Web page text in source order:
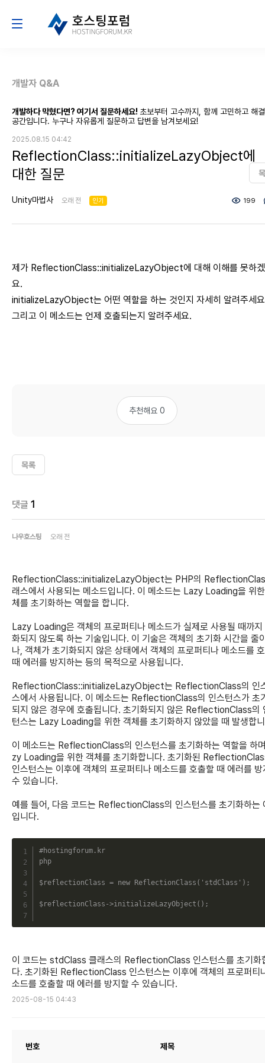
개발자 Q&A
개발하다 막혔다면? 여기서 질문하세요! 초보부터 고수까지, 함께 고민하고 해
공간입니다. 누구나 자유롭게 질문하고 답변을 남겨보세요!
2025.08.15 04:42
ReflectionClass::initializeLazyObject에
대한 질문
Unity마법사 오래 전 인기 199
제가 ReflectionClass::initializeLazyObject에 대해 이해를 못하
요.
initializeLazyObject는 어떤 역할을 하는 것인지 자세히 알려주세
그리고 이 메소드는 언제 호출되는지 알려주세요.
추천해요 0
목록
댓글 1
나우호스팅 오래 전
ReflectionClass::initializeLazyObject는 PHP의
래스에서 사용되는 메소드입니다. 이 메소드는 Lazy Loading을 위
체를 초기화하는 역할을 합니다.
Lazy Loading은 객체의 프로퍼티나 메소드가 실제로 사용될 때까지
화되지 않도록 하는 기술입니다. 이 기술은 객체의 초기화 시간을 줄
나, 객체가 초기화되지 않은 상태에서 객체의 프로퍼티나 메소드를
때 에러를 방지하는 등의 목적으로 사용됩니다.
ReflectionClass::initializeLazyObject는 ReflectionClass의 인
스에서 사용됩니다. 이 메소드는 ReflectionClass의 인스턴스가 초
되지 않은 경우에 호출됩니다. 초기화되지 않은 ReflectionClass의
턴스는 Lazy Loading을 위한 객체를 초기화하지 않았을 때 발생합
이 메소드는 ReflectionClass의 인스턴스를 초기화하는 역할을 하
zy Loading을 위한 객체를 초기화합니다. 초기화된
인스턴스는 이후에 객체의 프로퍼티나 메소드를 호출할 때 에러를 방
수 있습니다.
예를 들어, 다음 코드는 ReflectionClass의 인스턴스를 초기화하는
입니다.
#hostingforum.kr
php
$reflectionClass = new ReflectionClass ( 'stdClass' ) ;
$reflectionClass ->initializeLazyObject ( ) ;
이 코드는 stdClass 클래스의 ReflectionClass 인스턴스를 초기화
다. 초기화된 ReflectionClass 인스턴스는 이후에 객체의 프로퍼티
소드를 호출할 때 에러를 방지할 수 있습니다.
2025-08-15 04:43
번호 제목